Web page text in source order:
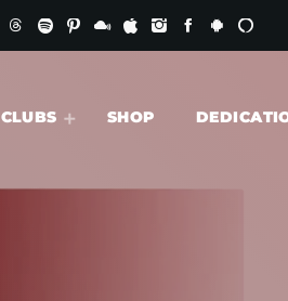
CLUBS SHOP